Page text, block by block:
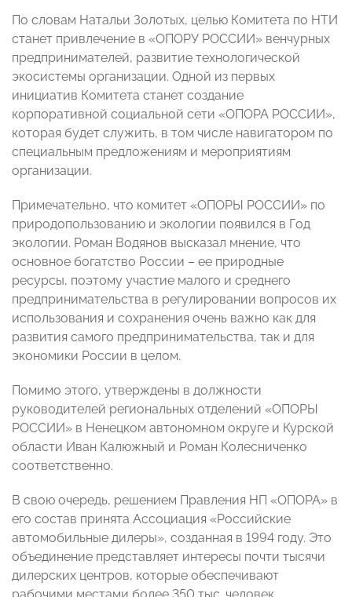
По словам Натальи Золотых, целью Комитета по НТИ
станет привлечение в «ОПОРУ РОССИИ» венчурных
предпринимателей, развитие технологической
экосистемы организации. Одной из первых
инициатив Комитета станет создание
корпоративной социальной сети «ОПОРА РОССИИ»,
которая будет служить, в том числе навигатором по
специальным предложениям и мероприятиям
организации.
Примечательно, что комитет «ОПОРЫ РОССИИ» по
природопользованию и экологии появился в Год
экологии. Роман Водянов высказал мнение, что
основное богатство России – ее природные
ресурсы, поэтому участие малого и среднего
предпринимательства в регулировании вопросов их
использования и сохранения очень важно как для
развития самого предпринимательства, так и для
экономики России в целом.
Помимо этого, утверждены в должности
руководителей региональных отделений «ОПОРЫ
РОССИИ» в Ненецком автономном округе и Курской
области Иван Калюжный и Роман Колесниченко
соответственно.
В свою очередь, решением Правления НП «ОПОРА» в
его состав принята Ассоциация «Российские
автомобильные дилеры», созданная в 1994 году. Это
объединение представляет интересы почти тысячи
дилерских центров, которые обеспечивают